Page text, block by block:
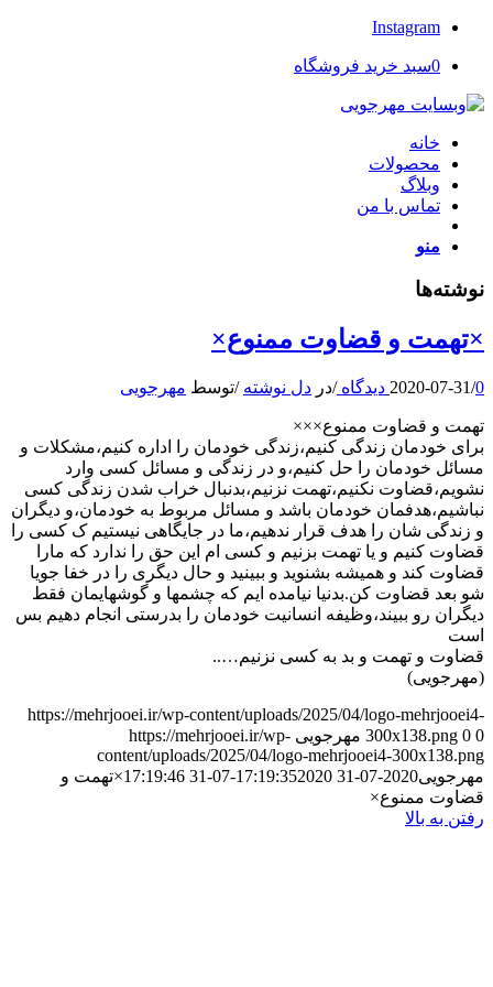
Instagram
0سبد خرید فروشگاه
خانه
محصولات
وبلاگ
تماس با من
منو
نوشته‌ها
×تهمت و قضاوت ممنوع×
2020-07-31/0 دیدگاه /در دل نوشته /توسط مهرجویی
تهمت و قضاوت ممنوع×××
برای خودمان زندگی کنیم،زندگی خودمان را اداره کنیم،مشکلات و
مسائل خودمان را حل کنیم،و در زندگی و مسائل کسی وارد
نشویم،قضاوت نکنیم،تهمت نزنیم،بدنبال خراب شدن زندگی کسی
نباشیم،هدفمان خودمان باشد و مسائل مربوط به خودمان،و دیگران
و زندگی شان را هدف قرار ندهیم،ما در جایگاهی نیستیم ک کسی را
قضاوت کنیم و یا تهمت بزنیم و کسی ام این حق را ندارد که مارا
قضاوت کند و همیشه بشنوید و ببینید و حال دیگری را در خفا جویا
شو بعد قضاوت کن.بدنیا نیامده ایم که چشمها و گوشهایمان فقط
دیگران رو ببیند،وظیفه انسانیت خودمان را بدرستی انجام دهیم بس
است
قضاوت و تهمت و بد به کسی نزنیم…..
(مهرجویی)
https://mehrjooei.ir/wp-content/uploads/2025/04/logo-mehrjooei4-
300x138.png 0 0 مهرجویی https://mehrjooei.ir/wp-
content/uploads/2025/04/logo-mehrjooei4-300x138.png
مهرجویی2020-07-31 17:19:35
2020-07-31 17:19:46
×تهمت و
قضاوت ممنوع×
رفتن به بالا